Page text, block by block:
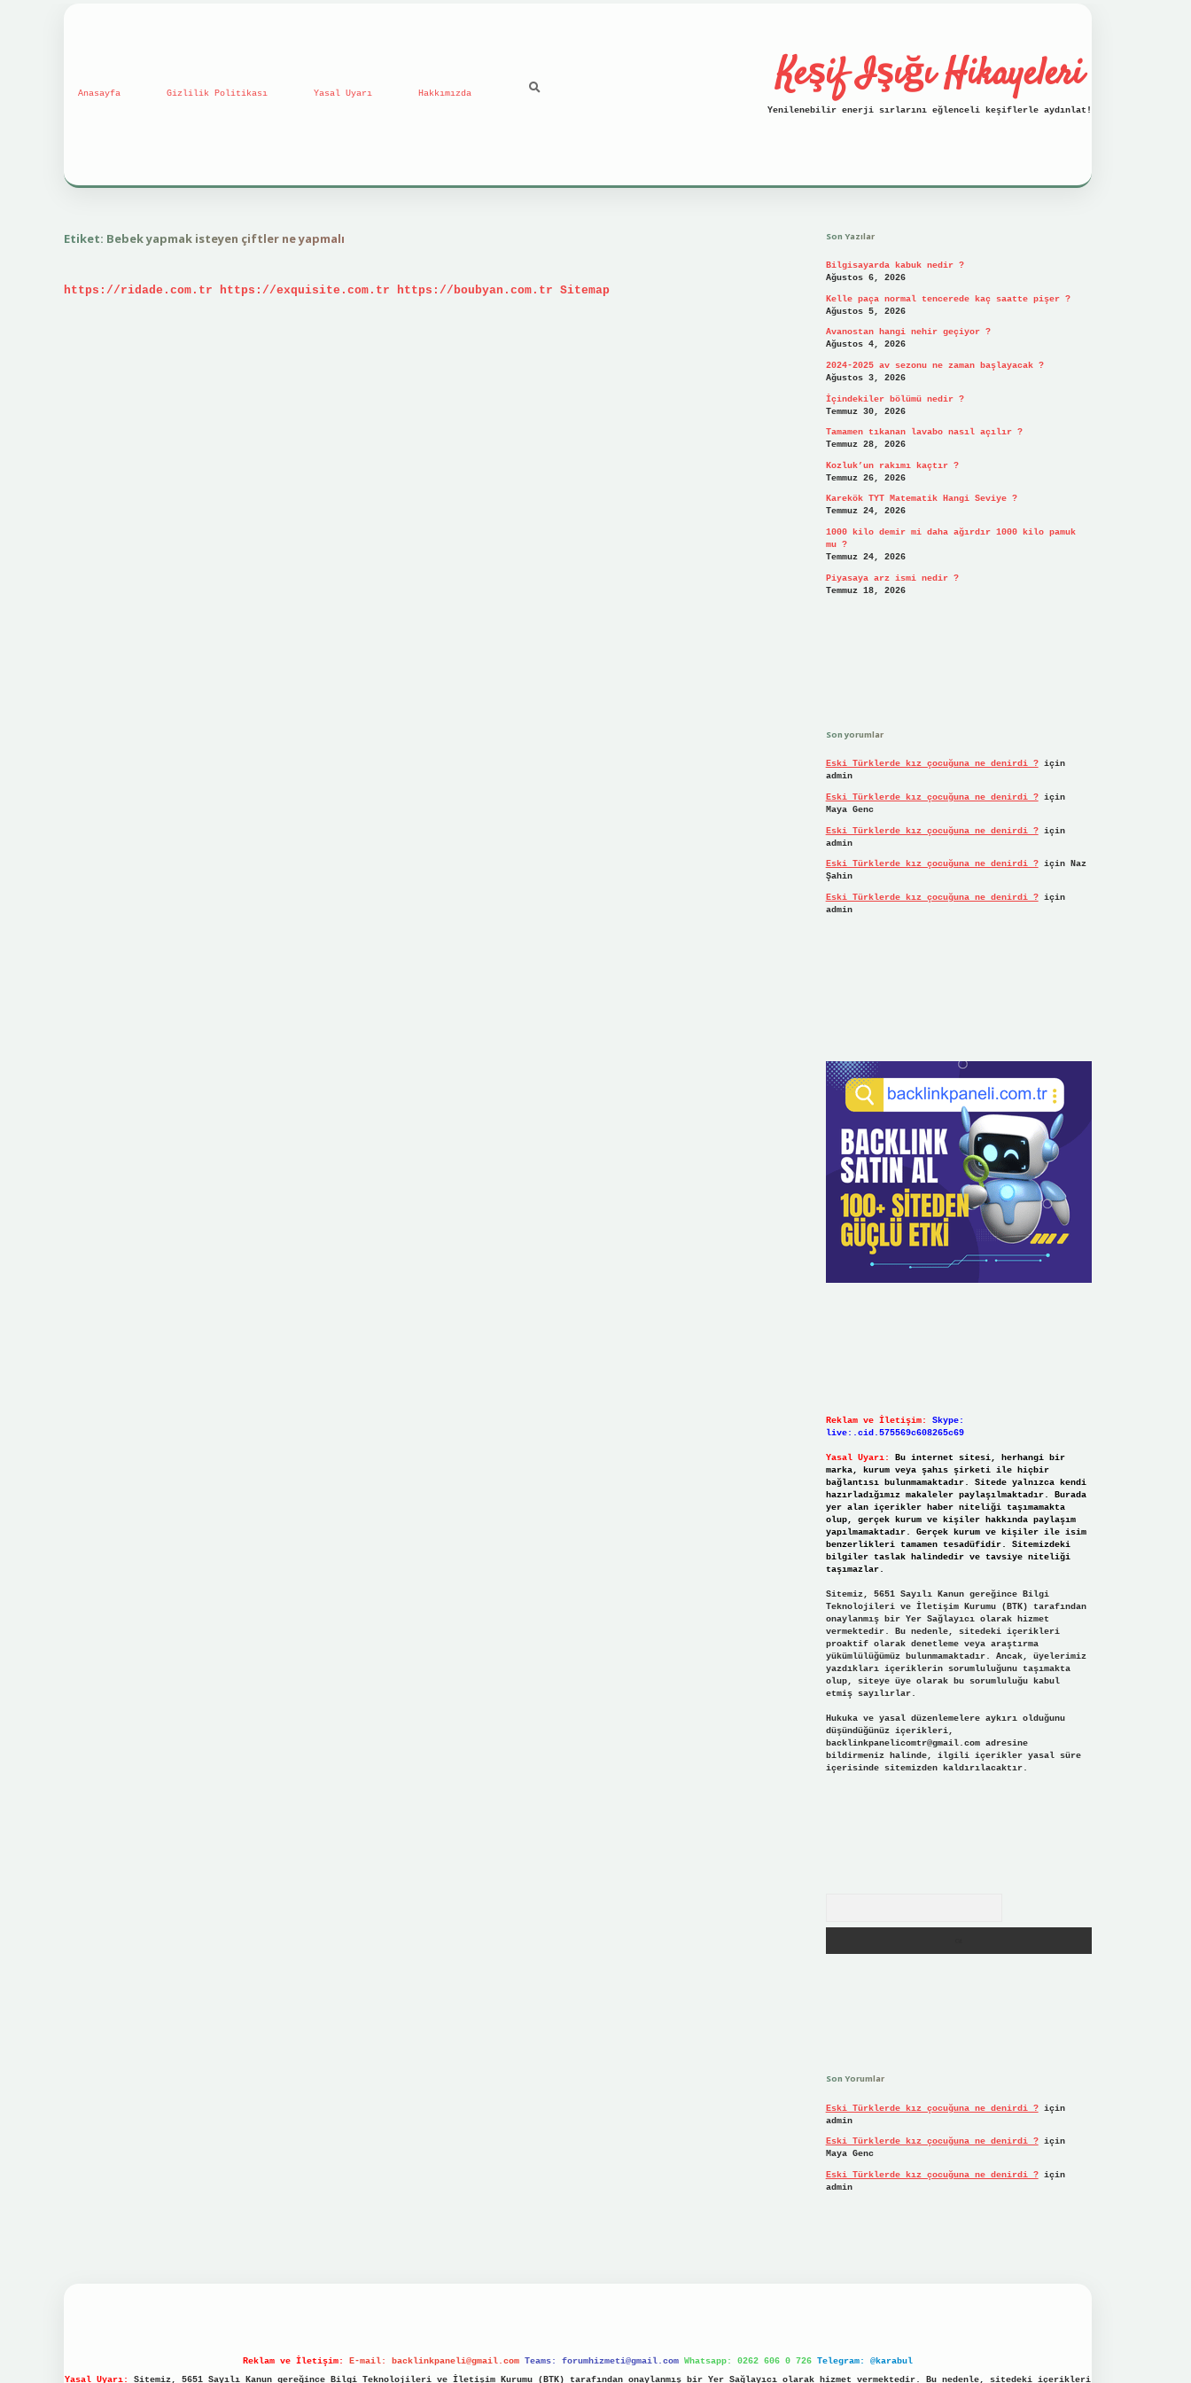
Anasayfa Gizlilik Politikası Yasal Uyarı Hakkımızda Keşif Işığı Hikayeleri
Yenilenebilir enerji sırlarını eğlenceli keşiflerle aydınlat!
Etiket: Bebek yapmak isteyen çiftler ne yapmalı
https://ridade.com.tr https://exquisite.com.tr https://boubyan.com.tr Sitemap
Son Yazılar
Bilgisayarda kabuk nedir ?
Ağustos 6, 2026
Kelle paça normal tencerede kaç saatte pişer ?
Ağustos 5, 2026
Avanostan hangi nehir geçiyor ?
Ağustos 4, 2026
2024-2025 av sezonu ne zaman başlayacak ?
Ağustos 3, 2026
İçindekiler bölümü nedir ?
Temmuz 30, 2026
Tamamen tıkanan lavabo nasıl açılır ?
Temmuz 28, 2026
Kozluk’un rakımı kaçtır ?
Temmuz 26, 2026
Karekök TYT Matematik Hangi Seviye ?
Temmuz 24, 2026
1000 kilo demir mi daha ağırdır 1000 kilo pamuk
mu ?
Temmuz 24, 2026
Piyasaya arz ismi nedir ?
Temmuz 18, 2026
Son yorumlar
Eski Türklerde kız çocuğuna ne denirdi ?için
admin
Eski Türklerde kız çocuğuna ne denirdi ?için
Maya Genc
Eski Türklerde kız çocuğuna ne denirdi ?için
admin
Eski Türklerde kız çocuğuna ne denirdi ?için Naz
Şahin
Eski Türklerde kız çocuğuna ne denirdi ?için
admin
Reklam ve İletişim:
Skype:
live:.cid.575569c608265c69
Yasal Uyarı:
Bu internet sitesi, herhangi bir
marka, kurum veya şahıs şirketi ile hiçbir
bağlantısı bulunmamaktadır. Sitede yalnızca kendi
hazırladığımız makaleler paylaşılmaktadır. Burada
yer alan içerikler haber niteliği taşımamakta
olup, gerçek kurum ve kişiler hakkında paylaşım
yapılmamaktadır. Gerçek kurum ve kişiler ile isim
benzerlikleri tamamen tesadüfidir. Sitemizdeki
bilgiler taslak halindedir ve tavsiye niteliği
taşımazlar.
Sitemiz, 5651 Sayılı Kanun gereğince Bilgi
Teknolojileri ve İletişim Kurumu (BTK) tarafından
onaylanmış bir Yer Sağlayıcı olarak hizmet
vermektedir. Bu nedenle, sitedeki içerikleri
proaktif olarak denetleme veya araştırma
yükümlülüğümüz bulunmamaktadır. Ancak, üyelerimiz
yazdıkları içeriklerin sorumluluğunu taşımakta
olup, siteye üye olarak bu sorumluluğu kabul
etmiş sayılırlar.
Hukuka ve yasal düzenlemelere aykırı olduğunu
düşündüğünüz içerikleri,
backlinkpanelicomtr@gmail.comadresine
bildirmeniz halinde, ilgili içerikler yasal süre
içerisinde sitemizden kaldırılacaktır.
Son Yorumlar
Eski Türklerde kız çocuğuna ne denirdi ?için
admin
Eski Türklerde kız çocuğuna ne denirdi ?için
Maya Genc
Eski Türklerde kız çocuğuna ne denirdi ?için
admin
Reklam ve İletişim: E-mail: backlinkpaneli@gmail.com Teams: forumhizmeti@gmail.com Whatsapp: 0262 606 0 726
Telegram: @karabul
Yasal Uyarı:
Sitemiz, 5651 Sayılı Kanun gereğince Bilgi Teknolojileri ve İletişim Kurumu (BTK) tarafından onaylanmış bir Yer Sağlayıcı olarak hizmet vermektedir. Bu nedenle, sitedeki içerikleri